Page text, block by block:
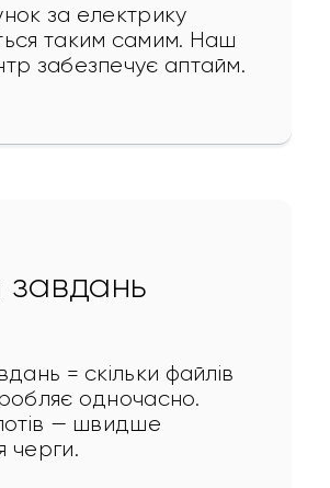
за електрику
таким самим. Наш
забезпечує аптайм.
= скільки файлів
одночасно.
— швидше
черги.